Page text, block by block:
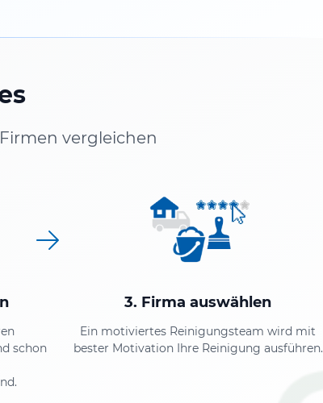
vergleichen
schon
3. Firma auswählen
Ein motiviertes Reinigungsteam wird mit
bester Motivation Ihre Reinigung ausführen.